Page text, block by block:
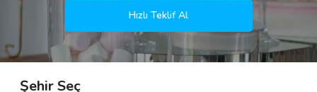
Kategoriler
🎈 Biz Kimiz?
Hızlı Teklif Al
Şehir Seç